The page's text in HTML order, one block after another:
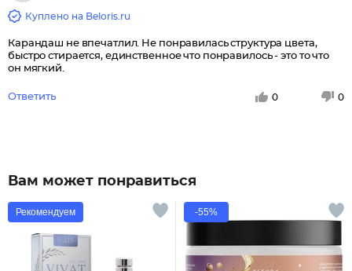
Куплено на Beloris.ru
Карандаш не впечатлил. Не понравилась структура цвета,
быстро стирается, единственное что понравилось - это то что
он мягкий.
Ответить 0 0
Вам может понравиться
Рекомендуем -55%